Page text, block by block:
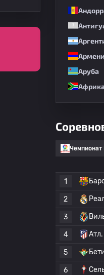
Аруба
Чемпионат
1
2
3
4
5
6